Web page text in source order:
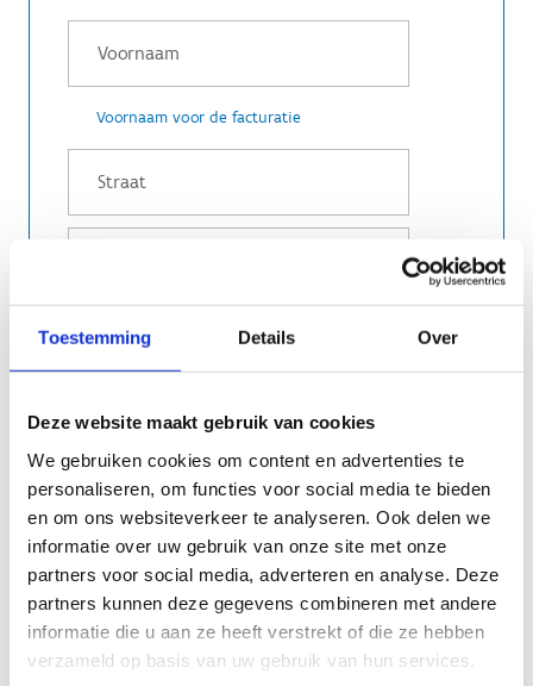
Toestemming Details Over
Deze website maakt gebruik van cookies
We gebruiken cookies om content en advertenties te
personaliseren, om functies voor social media te bieden
en om ons websiteverkeer te analyseren. Ook delen we
informatie over uw gebruik van onze site met onze
partners voor social media, adverteren en analyse. Deze
partners kunnen deze gegevens combineren met andere
informatie die u aan ze heeft verstrekt of die ze hebben
verzameld op basis van uw gebruik van hun services.
Voornaam voor de facturatie
E-mailadres voor bevestiging en facturatie